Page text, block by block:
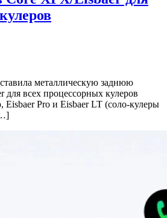
металлическую заднюю
для всех процессорных кулеров
Eisbaer Pro и Eisbaer LT (соло-кулеры